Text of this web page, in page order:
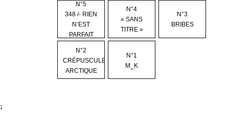
N°5
348 /- RIEN
N’EST
PARFAIT
N°4
« SANS
TITRE »
N°3
BRIBES
N°2
CRÉPUSCULE
ARCTIQUE
N°1
M_K
;